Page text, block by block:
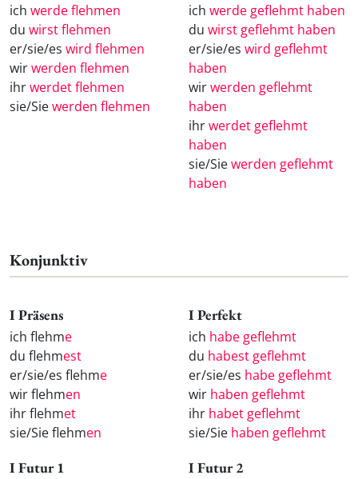
ich werde flehmen
du wirst flehmen
er/sie/es wird flehmen
wirwerden flehmen
ihrwerdet flehmen
sie/Siewerden flehmen
ich werde geflehmt haben
du wirst geflehmt haben
er/sie/es wird geflehmt
haben
wirwerden geflehmt
haben
ihrwerdet geflehmt
haben
sie/Siewerden geflehmt
haben
Konjunktiv
I Präsens
ich flehme
du flehmest
er/sie/es flehme
wir flehmen
ihr flehmet
sie/Sie flehmen
I Perfekt
ich habe geflehmt
du habest geflehmt
er/sie/es habe geflehmt
wir haben geflehmt
ihr habet geflehmt
sie/Sie haben geflehmt
I Futur 1 I Futur 2